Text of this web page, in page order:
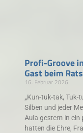
Profi-Groove
Gast beim
16. Februar 2026
„Kun-tuk-tak, Tuk-
Silben und jeder
Aula gestern in ein
hatten die Ehre,